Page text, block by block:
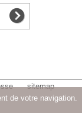
de votre navigation.
sitemap